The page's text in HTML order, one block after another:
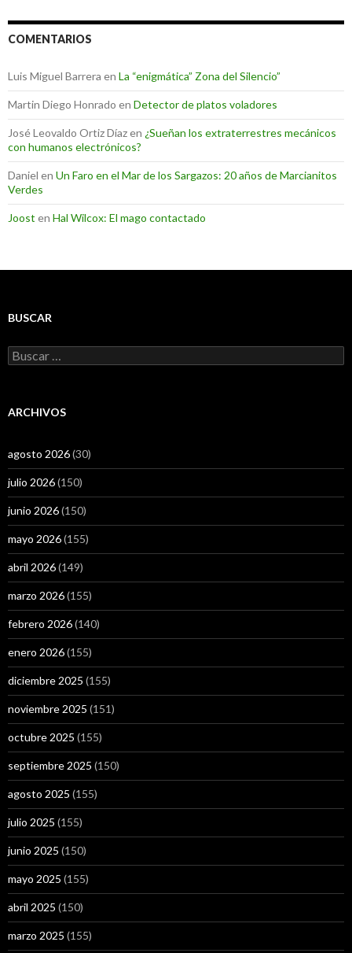
COMENTARIOS
Luis Miguel Barrera en La “enigmática” Zona del Silencio”
Martin Diego Honrado en Detector de platos voladores
José Leovaldo Ortiz Díazen ¿Sueñan los extraterrestres mecánicos
con humanos electrónicos?
Daniel en Un Faro en el Mar de los Sargazos: 20 años de Marcianitos
Verdes
Joost en Hal Wilcox: El mago contactado
BUSCAR
Buscar:
ARCHIVOS
agosto 2026(30)
julio 2026(150)
junio 2026(150)
mayo 2026(155)
abril 2026(149)
marzo 2026(155)
febrero 2026(140)
enero 2026(155)
diciembre 2025 (155)
noviembre 2025 (151)
octubre 2025 (155)
septiembre 2025 (150)
agosto 2025 (155)
julio 2025 (155)
junio 2025 (150)
mayo 2025 (155)
abril 2025 (150)
marzo 2025 (155)